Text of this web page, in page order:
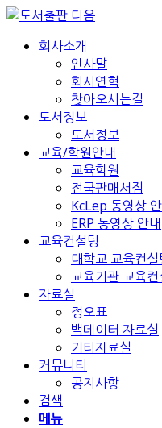
회사소개
인사말
회사연혁
찾아오시는길
도서정보
도서정보
교육/학원안내
교육학원
전국판매서점
KcLep 동영상
ERP 동영상 안내
교육컨설팅
대학교 교육컨
교육기관 교육
자료실
정오표
백데이터 자료실
기타자료실
커뮤니티
공지사항
검색
메뉴